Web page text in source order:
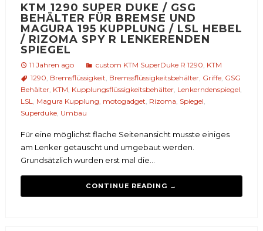
KTM 1290 SUPER DUKE / GSG
BEHÄLTER FÜR BREMSE UND
MAGURA 195 KUPPLUNG / LSL HEBEL
/ RIZOMA SPY R LENKERENDEN
SPIEGEL
11 Jahren ago custom KTM SuperDuke R 1290 KTM
1290 Bremsflüssigkeit Bremssflüssigkeitsbehälter, Griffe, GSG
Behälter, KTM Kupplungsflüssigkeitsbehälter, Lenkerndenspiegel
LSL
Magura Kupplung motogadget Rizoma Spiegel
Superduke, Umbau
Für eine möglichst flache Seitenansicht musste einiges
am Lenker getauscht und umgebaut werden.
Grundsätzlich wurden erst mal die...
CONTINUE READING →